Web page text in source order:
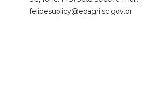
felipesuplicy@epagri.sc.gov.br.